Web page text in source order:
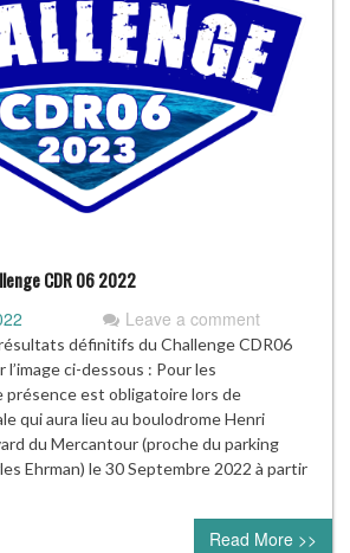
CDR 06 2022
Leave a comment
définitifs du Challenge CDR06
ci-dessous : Pour les
présence est obligatoire lors de
qui aura lieu au boulodrome Henri
du Mercantour (proche du parking
Ehrman) le 30 Septembre 2022 à partir
Read More >>